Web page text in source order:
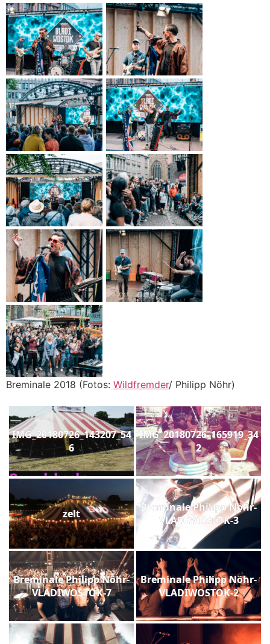
Breminale 2018 (Fotos: Wildfremder/ Philipp Nöhr)
IMG_20180726_143207_54
6
IMG_20180726_165919_34
2
zelt
Breminale Philipp Nöhr-
VLADIWOSTOK-3
Breminale Philipp Nöhr-
VLADIWOSTOK-7
Breminale Philipp Nöhr-
VLADIWOSTOK-2